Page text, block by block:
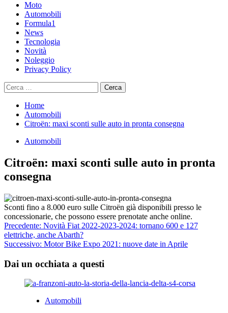
Moto
Automobili
Formula1
News
Tecnologia
Novità
Noleggio
Privacy Policy
Ricerca
per:
Home
Automobili
Citroën: maxi sconti sulle auto in pronta consegna
Automobili
Citroën: maxi sconti sulle auto in pronta
consegna
Sconti fino a 8.000 euro sulle Citroën già disponibili presso le
concessionarie, che possono essere prenotate anche online.
Navigazione
articolo
Precedente: Novità Fiat 2022-2023-2024: tornano 600 e 127
elettriche, anche Abarth?
Successivo: Motor Bike Expo 2021: nuove date in Aprile
Dai un occhiata a questi
Automobili